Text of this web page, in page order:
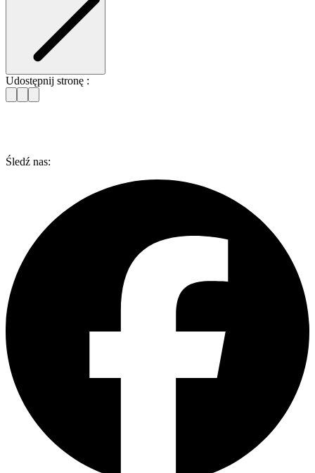
Udostępnij stronę :
Śledź nas: